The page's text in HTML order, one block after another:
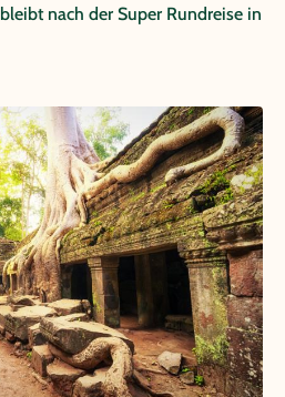
nach der Super Rundreise in